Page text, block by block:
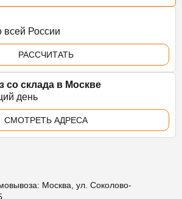
всей России
РАССЧИТАТЬ
со склада в Москве
день
СМОТРЕТЬ АДРЕСА
Москва, ул. Соколово-